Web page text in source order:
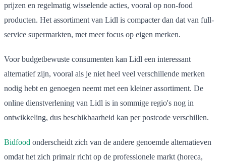
prijzen en regelmatig wisselende acties, vooral op non-food
producten. Het assortiment van Lidl is compacter dan dat van full-
service supermarkten, met meer focus op eigen merken.
Voor budgetbewuste consumenten kan Lidl een interessant
alternatief zijn, vooral als je niet heel veel verschillende merken
nodig hebt en genoegen neemt met een kleiner assortiment. De
online dienstverlening van Lidl is in sommige regio's nog in
ontwikkeling, dus beschikbaarheid kan per postcode verschillen.
Bidfood onderscheidt zich van de andere genoemde alternatieven
omdat het zich primair richt op de professionele markt (horeca,